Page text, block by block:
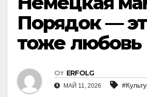
Порядок —
тоже любовь
От ERFOLG
МАЙ 11, 2026